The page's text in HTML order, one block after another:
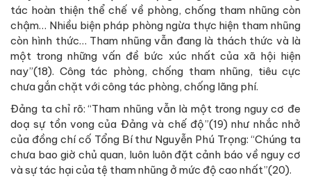
tác hoàn thiện thể chế về phòng, chống tham nhũng còn
chậm… Nhiều biện pháp phòng ngừa thực hiện tham nhũng
còn hình thức… Tham nhũng vẫn đang là thách thức và là
một trong những vấn đề bức xúc nhất của xã hội hiện
nay”(18). Công tác phòng, chống tham nhũng, tiêu cực
chưa gắn chặt với công tác phòng, chống lãng phí.
Đảng ta chỉ rõ: “Tham nhũng vẫn là một trong nguy cơ đe
doạ sự tồn vong của Đảng và chế độ”(19) như nhắc nhở
của đồng chí cố Tổng Bí thư Nguyễn Phú Trọng: “Chúng ta
chưa bao giờ chủ quan, luôn luôn đặt cảnh báo về nguy cơ
và sự tác hại của tệ tham nhũng ở mức độ cao nhất”(20).